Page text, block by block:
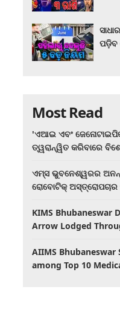
ପଡ଼ିବ
Most Read
'ଏଆଇ ଏବଂ
ତ୍ୱରାନ୍ୱିତ କରିବାରେ
ଏମ୍ସ ଭୁବନେଶ୍ୱରର
ରୋବୋଟିକ୍
KIMS Bhubaneswar
Arrow Lodged
AIIMS Bhubaneswar
among Top 10